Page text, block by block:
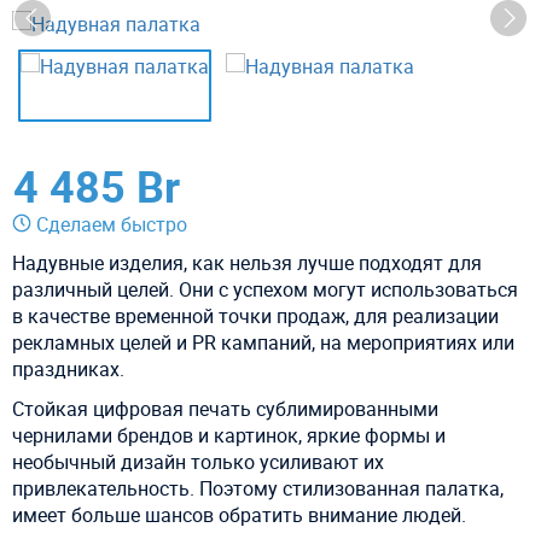
4 485 Br
Сделаем быстро
Надувные изделия, как нельзя лучше подходят для
различный целей. Они с успехом могут использоваться
в качестве временной точки продаж, для реализации
рекламных целей и PR кампаний, на мероприятиях или
праздниках.
Стойкая цифровая печать сублимированными
чернилами брендов и картинок, яркие формы и
необычный дизайн только усиливают их
привлекательность. Поэтому стилизованная палатка,
имеет больше шансов обратить внимание людей.